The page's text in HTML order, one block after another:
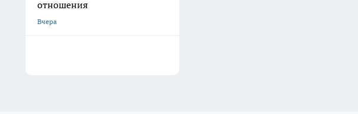
отношения
Вчера